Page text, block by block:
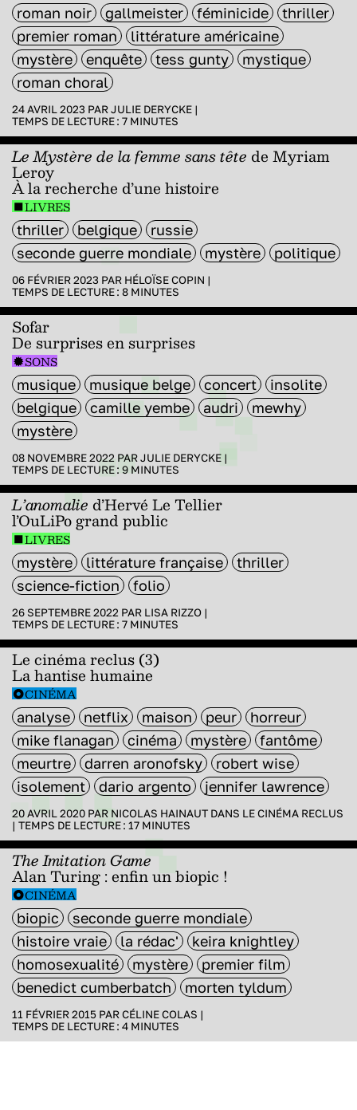
roman noir gallmeister féminicide
thriller
premier roman
littérature américaine
mystère
enquête tess gunty
mystique
roman choral
24 AVRIL 2023 PARJULIE DERYCKE |
TEMPS DE LECTURE : 7 MINUTES
Le Mystère de la femme sans tête de Myriam
Leroy
À la recherche d’une histoire
LIVRES
thriller belgique
russie
seconde guerre mondiale
mystère politique
06 FÉVRIER 2023 PAR HÉLOÏSE COPIN |
TEMPS DE LECTURE : 8 MINUTES
Sofar
De surprises en surprises
SONS
musique musique belge concert
insolite
belgique
camille yembe audri
mewhy
mystère
08 NOVEMBRE 2022 PARJULIE DERYCKE |
TEMPS DE LECTURE : 9 MINUTES
L’anomalie d’Hervé Le Tellier
l’OuLiPo grand public
LIVRES
mystère littérature française
thriller
science-fiction
folio
26 SEPTEMBRE 2022 PAR LISA RIZZO |
TEMPS DE LECTURE : 7 MINUTES
Le cinéma reclus (3)
La hantise humaine
CINÉMA
analyse netflix maison peur
horreur
mike flanagan
cinéma mystère
fantôme
meurtre
darren aronofsky
robert wise
isolement
dario argento jennifer lawrence
20 AVRIL 2020 PAR NICOLAS HAINAUT DANS LE CINÉMA RECLUS
| TEMPS DE LECTURE : 17 MINUTES
The Imitation Game
Alan Turing : enfin un biopic !
CINÉMA
biopic
seconde guerre mondiale
histoire vraie
la rédac'
keira knightley
homosexualité
mystère
premier film
benedict cumberbatch
morten tyldum
11 FÉVRIER 2015 PARCÉLINE COLAS |
TEMPS DE LECTURE : 4 MINUTES